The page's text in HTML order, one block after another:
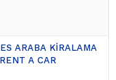
ARABA KİRALAMA
A CAR